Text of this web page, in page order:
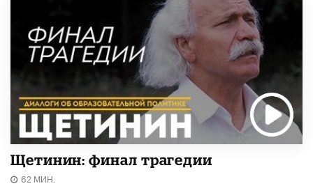
Щетинин: финал трагедии
62 МИН.